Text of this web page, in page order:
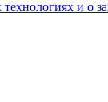
и о